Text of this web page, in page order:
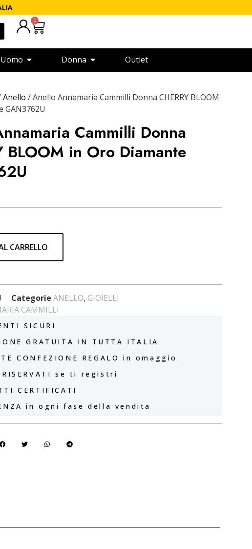
0
Uomo Donna Outlet
Anello / Anello Annamaria Cammilli Donna CHERRY BLOOM
GAN3762U
Cammilli Donna
BLOOM in Oro Diamante
CARRELLO
Categorie ANELLO, GIOIELLI
CAMMILLI
SICURI
GRATUITA IN TUTTA ITALIA
CONFEZIONE REGALO in omaggio
RISERVATI se ti registri
CERTIFICATI
in ogni fase della vendita